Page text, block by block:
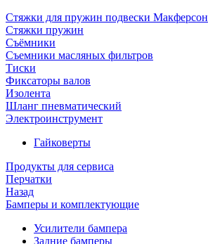
Стяжки для пружин подвески Макферсон
Стяжки пружин
Съёмники
Съемники масляных фильтров
Тиски
Фиксаторы валов
Изолента
Шланг пневматический
Электроинструмент
Гайковерты
Продукты для сервиса
Перчатки
Назад
Бамперы и комплектующие
Усилители бампера
Задние бамперы